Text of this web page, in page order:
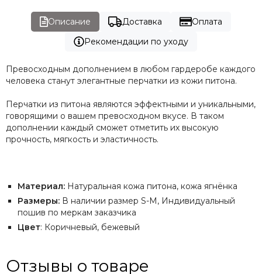
Описание Доставка
Оплата
Рекомендации по уходу
Превосходным дополнением в любом гардеробе каждого
человека станут элегантные перчатки из кожи питона.
Перчатки из питона являются эффектными и уникальными,
говорящими о вашем превосходном вкусе. В таком
дополнении каждый сможет отметить их высокую
прочность, мягкость и эластичность.
Материал: Натуральная кожа питона, кожа ягнёнка
Размеры: В наличии размер S-M, Индивидуальный
пошив по меркам заказчика
Цвет: Коричневый, бежевый
Отзывы о товаре